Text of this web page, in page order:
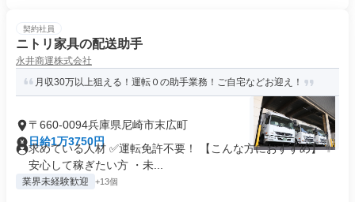
契約社員
ニトリ家具の配送助手
永井商運株式会社
月収30万以上狙える！運転０の助手業務！ご自宅などお迎え！
〒660-0094兵庫県尼崎市末広町
日給1万3750円
求めている人材 ✅運転免許不要！ 【こんな方におすすめ】 ✨
安心して稼ぎたい方 ・未...
業界未経験歓迎 +13個